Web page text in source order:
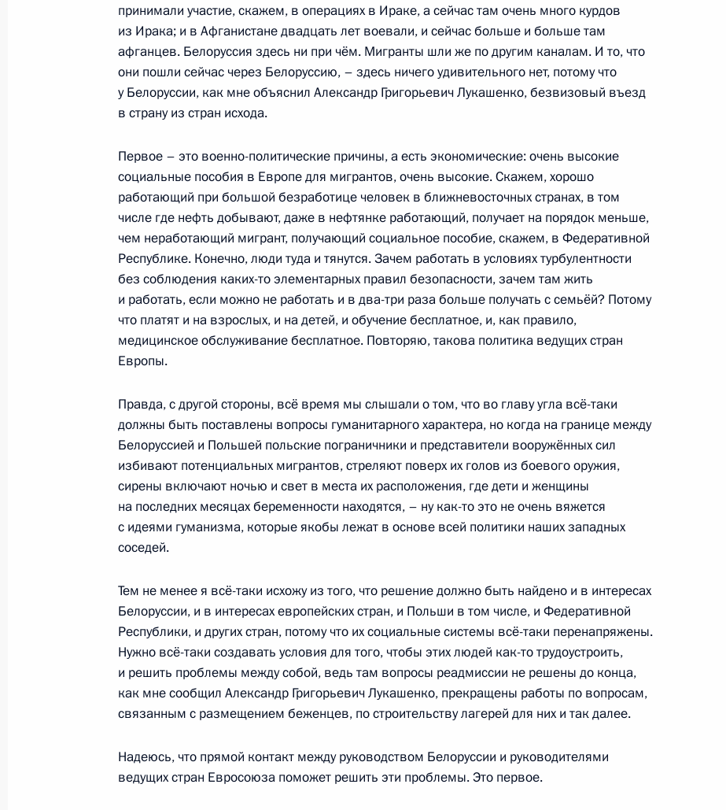
Телефонный разговор с Президентом Белоруссии Александром
Лукашенко
19 ноября 2021 года, 12:25
Расширенное заседание коллегии МИД
18 ноября 2021 года, 16:50
Обращение к участникам II Форума межрегионального
сотрудничества России и Узбекистана
17 ноября 2021 года, 15:20
Телефонный разговор с Премьер-министром Армении Николом
Пашиняном
16 ноября 2021 года, 20:05
Телефонный разговор с Президентом Белоруссии Александром
Лукашенко
Телефонный разговор с Президентом Ирана Сейедом
Эбрахимом Раиси
16 ноября 2021 года, 13:40
Телефонный разговор с Президентом Франции Эммануэлем
Макроном
принимали участие, скажем, в операциях в Ираке, а сейчас там очень много курдов
из Ирака; и в Афганистане двадцать лет воевали, и сейчас больше и больше там
афганцев. Белоруссия здесь ни при чём. Мигранты шли же по другим каналам. И то, что
они пошли сейчас через Белоруссию, – здесь ничего удивительного нет, потому что
у Белоруссии, как мне объяснил Александр Григорьевич Лукашенко, безвизовый въезд
в страну из стран исхода.
Первое – это военно-политические причины, а есть экономические: очень высокие
социальные пособия в Европе для мигрантов, очень высокие. Скажем, хорошо
работающий при большой безработице человек в ближневосточных странах, в том
числе где нефть добывают, даже в нефтянке работающий, получает на порядок меньше,
чем неработающий мигрант, получающий социальное пособие, скажем, в Федеративной
Республике. Конечно, люди туда и тянутся. Зачем работать в условиях турбулентности
без соблюдения каких-то элементарных правил безопасности, зачем там жить
и работать, если можно не работать и в два-три раза больше получать с семьёй? Потому
что платят и на взрослых, и на детей, и обучение бесплатное, и, как правило,
медицинское обслуживание бесплатное. Повторяю, такова политика ведущих стран
Европы.
Правда, с другой стороны, всё время мы слышали о том, что во главу угла всё-таки
должны быть поставлены вопросы гуманитарного характера, но когда на границе между
Белоруссией и Польшей польские пограничники и представители вооружённых сил
избивают потенциальных мигрантов, стреляют поверх их голов из боевого оружия,
сирены включают ночью и свет в места их расположения, где дети и женщины
на последних месяцах беременности находятся, – ну как-то это не очень вяжется
с идеями гуманизма, которые якобы лежат в основе всей политики наших западных
соседей.
Тем не менее я всё-таки исхожу из того, что решение должно быть найдено и в интересах
Белоруссии, и в интересах европейских стран, и Польши в том числе, и Федеративной
Республики, и других стран, потому что их социальные системы всё-таки перенапряжены.
Нужно всё-таки создавать условия для того, чтобы этих людей как-то трудоустроить,
и решить проблемы между собой, ведь там вопросы реадмиссии не решены до конца,
как мне сообщил Александр Григорьевич Лукашенко, прекращены работы по вопросам,
связанным с размещением беженцев, по строительству лагерей для них и так далее.
Надеюсь, что прямой контакт между руководством Белоруссии и руководителями
ведущих стран Евросоюза поможет решить эти проблемы. Это первое.